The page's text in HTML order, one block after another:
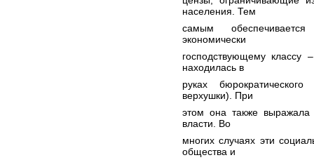
населения. Тем
самым
экономически
господствующему классу
находилась в
руках
верхушки). При
этом она также
власти. Во
многих случаях эти
общества и